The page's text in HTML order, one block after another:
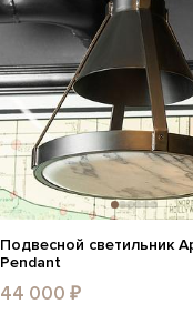
Подвесной светильник
Pendant
44 000 ₽